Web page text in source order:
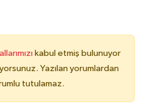
kabul etmiş bulunuyor
Yazılan yorumlardan
tutulamaz.